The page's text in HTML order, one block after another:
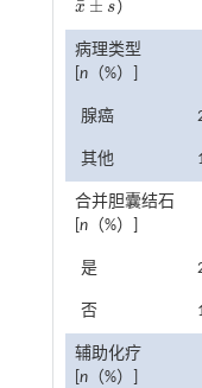
x ± s
x¯ ±s ）
病理类型
n（%）]
腺癌
其他
合并胆囊结石
n（%）]
是
否
辅助化疗
n（%）]